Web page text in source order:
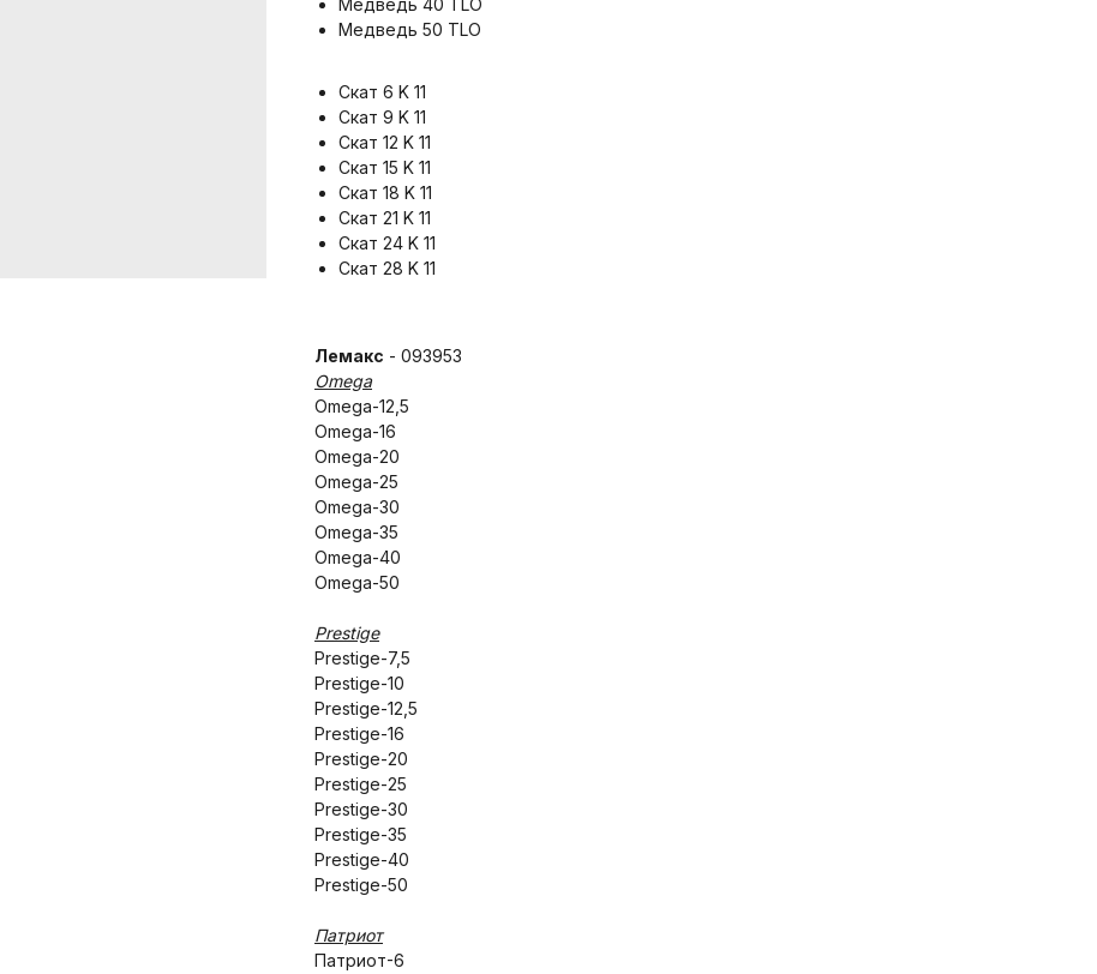
Медведь 40 TLO
Медведь 50 TLO
Скат 6 K 11
Скат 9 K 11
Скат 12 K 11
Скат 15 K 11
Скат 18 K 11
Скат 21 K 11
Скат 24 K 11
Скат 28 K 11
Лемакс - 093953
Omega
Omega-12,5
Omega-16
Omega-20
Omega-25
Omega-30
Omega-35
Omega-40
Omega-50
Prestige
Prestige-7,5
Prestige-10
Prestige-12,5
Prestige-16
Prestige-20
Prestige-25
Prestige-30
Prestige-35
Prestige-40
Prestige-50
Патриот
Патриот-6